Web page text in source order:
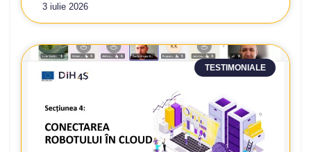
3 iulie 2026
TESTIMONIALE